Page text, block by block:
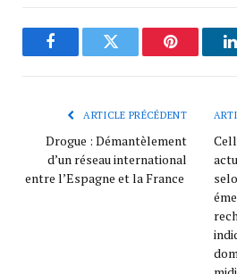
FacebookTwitter Pinterest
ARTICLE PRÉCÉDENT
Drogue : Démantèlement
d’un réseau international
entre l’Espagne et la France